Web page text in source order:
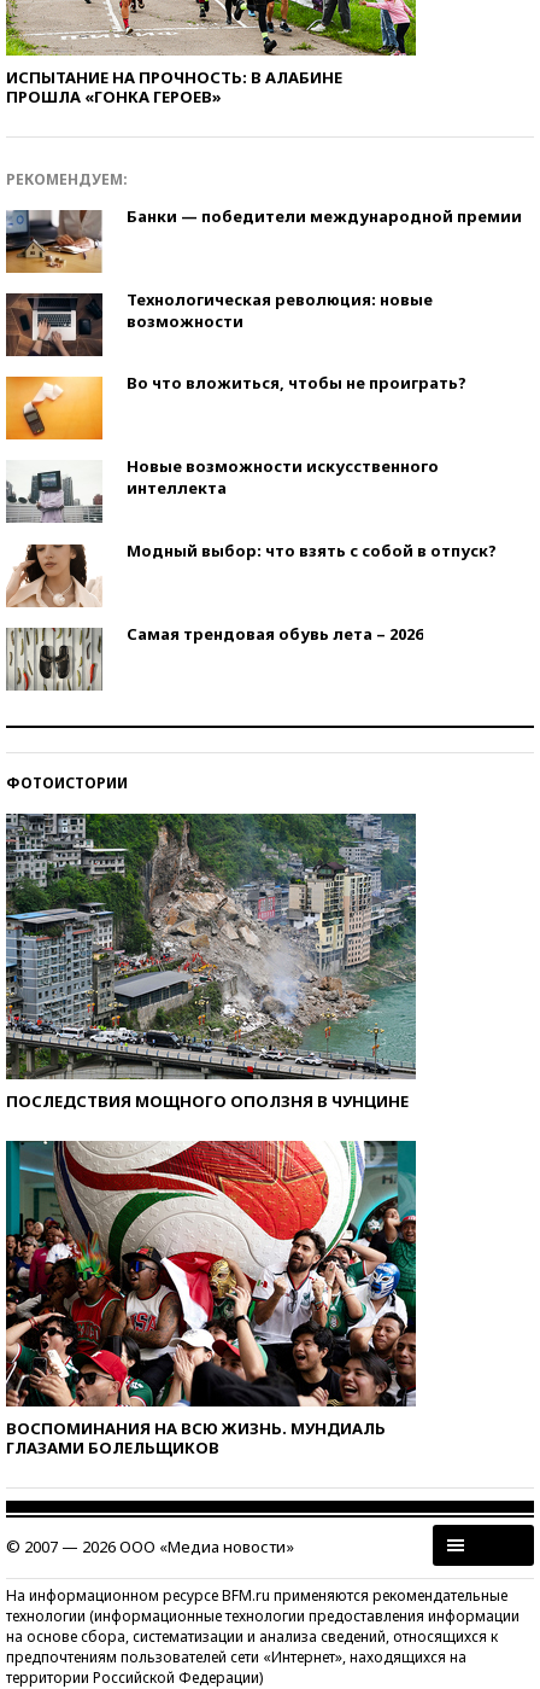
ИСПЫТАНИЕ НА ПРОЧНОСТЬ: В АЛАБИНЕ
ПРОШЛА «ГОНКА ГЕРОЕВ»
РЕКОМЕНДУЕМ:
Банки — победители международной премии
Технологическая революция: новые
возможности
Во что вложиться, чтобы не проиграть?
Новые возможности искусственного
интеллекта
Модный выбор: что взять с собой в отпуск?
Самая трендовая обувь лета – 2026
ФОТОИСТОРИИ
ПОСЛЕДСТВИЯ МОЩНОГО ОПОЛЗНЯ В ЧУНЦИНЕ
ВОСПОМИНАНИЯ НА ВСЮ ЖИЗНЬ. МУНДИАЛЬ
ГЛАЗАМИ БОЛЕЛЬЩИКОВ
© 2007 — 2026 ООО «Медиа новости»
На информационном ресурсе BFM.ru применяются рекомендательные
технологии (информационные технологии предоставления информации
на основе сбора, систематизации и анализа сведений, относящихся к
предпочтениям пользователей сети «Интернет», находящихся на
территории Российской Федерации)